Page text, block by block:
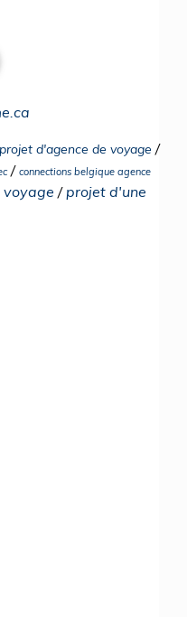
d'agence de voyage /
/ connections belgique agence
voyage / projet d'une